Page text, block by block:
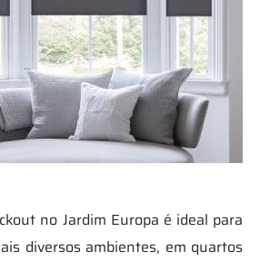
no Jardim Europa é ideal para
diversos ambientes, em quartos